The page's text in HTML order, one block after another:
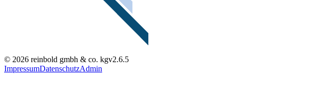
© 2026 reinbold gmbh & co. kgv2.6.5
ImpressumDatenschutzAdmin